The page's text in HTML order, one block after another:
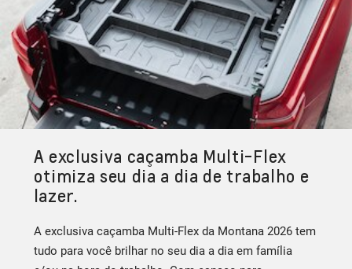
A exclusiva caçamba Multi-Flex
otimiza seu dia a dia de trabalho e
lazer.
A exclusiva caçamba Multi-Flex da Montana 2026 tem
tudo para você brilhar no seu dia a dia em família